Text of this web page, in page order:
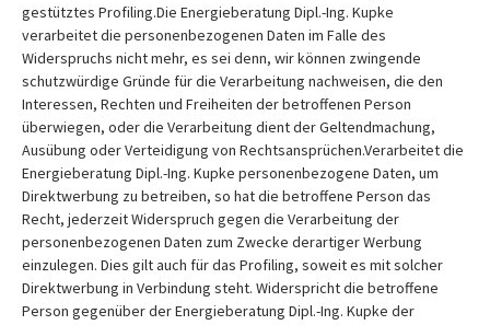
gestütztes Profiling.Die Energieberatung Dipl.-Ing. Kupke
verarbeitet die personenbezogenen Daten im Falle des
Widerspruchs nicht mehr, es sei denn, wir können zwingende
schutzwürdige Gründe für die Verarbeitung nachweisen, die den
Interessen, Rechten und Freiheiten der betroffenen Person
überwiegen, oder die Verarbeitung dient der Geltendmachung,
Ausübung oder Verteidigung von Rechtsansprüchen.Verarbeitet die
Energieberatung Dipl.-Ing. Kupke personenbezogene Daten, um
Direktwerbung zu betreiben, so hat die betroffene Person das
Recht, jederzeit Widerspruch gegen die Verarbeitung der
personenbezogenen Daten zum Zwecke derartiger Werbung
einzulegen. Dies gilt auch für das Profiling, soweit es mit solcher
Direktwerbung in Verbindung steht. Widerspricht die betroffene
Person gegenüber der Energieberatung Dipl.-Ing. Kupke der